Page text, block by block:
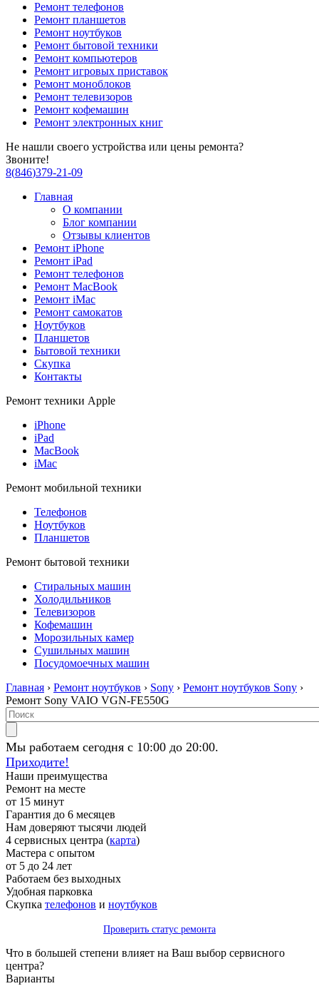
Ремонт телефонов
Ремонт планшетов
Ремонт ноутбуков
Ремонт бытовой техники
Ремонт компьютеров
Ремонт игровых приставок
Ремонт моноблоков
Ремонт телевизоров
Ремонт кофемашин
Ремонт электронных книг
Не нашли своего устройства или цены ремонта?
Звоните!
8(846)379-21-09
Главная
О компании
Блог компании
Отзывы клиентов
Ремонт iPhone
Ремонт iPad
Ремонт телефонов
Ремонт MacBook
Ремонт iMac
Ремонт самокатов
Ноутбуков
Планшетов
Бытовой техники
Скупка
Контакты
Ремонт техники Apple
iPhone
iPad
MacBook
iMac
Ремонт мобильной техники
Телефонов
Ноутбуков
Планшетов
Ремонт бытовой техники
Стиральных машин
Холодильников
Телевизоров
Кофемашин
Морозильных камер
Сушильных машин
Посудомоечных машин
Главная › Ремонт ноутбуков › Sony › Ремонт ноутбуков Sony ›
Ремонт Sony VAIO VGN-FE550G
Мы работаем сегодня с 10:00 до 20:00.
Приходите!
Наши преимущества
Ремонт на месте
от 15 минут
Гарантия до 6 месяцев
Нам доверяют тысячи людей
4 сервисных центра (карта)
Мастера с опытом
от 5 до 24 лет
Работаем без выходных
Удобная парковка
Скупка телефонов и ноутбуков
Проверить статус ремонта
Что в большей степени влияет на Ваш выбор сервисного
центра?
Варианты